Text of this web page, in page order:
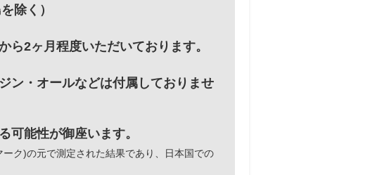
除く）
ら2ヶ月程度いただいております。
ン・オールなどは付属しておりませ
可能性が御座います。
ク)の元で測定された結果であり、日本国での